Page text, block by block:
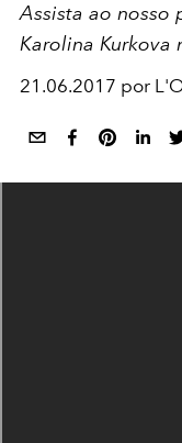
Assista ao nosso
Karolina Kurkova
21.06.2017 por